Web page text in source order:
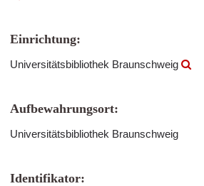
Einrichtung:
Universitätsbibliothek Braunschweig
Aufbewahrungsort:
Universitätsbibliothek Braunschweig
Identifikator: